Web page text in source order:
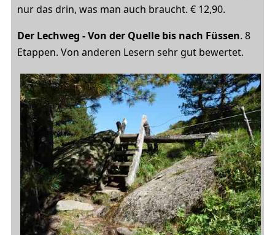
nur das drin, was man auch braucht. € 12,90.
Der Lechweg - Von der Quelle bis nach Füssen. 8
Etappen. Von anderen Lesern sehr gut bewertet.